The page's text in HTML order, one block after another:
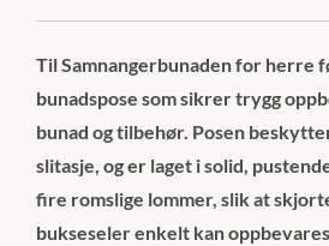
Til Samnangerbunaden for herre
bunadspose som sikrer trygg
bunad og tilbehør. Posen
slitasje, og er laget i solid,
fire romslige lommer, slik at
bukseseler enkelt kan